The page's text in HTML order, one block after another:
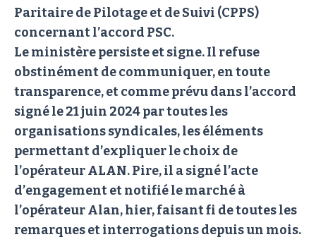
Paritaire de Pilotage et de Suivi (CPPS)
concernant l’accord PSC.
Le ministère persiste et signe. Il refuse
obstinément de communiquer, en toute
transparence, et comme prévu dans l’accord
signé le 21 juin 2024 par toutes les
organisations syndicales, les éléments
permettant d’expliquer le choix de
l’opérateur ALAN. Pire, il a signé l’acte
d’engagement et notifié le marché à
l’opérateur Alan, hier, faisant fi de toutes les
remarques et interrogations depuis un mois.